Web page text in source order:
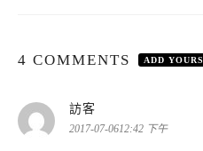
4 COMMENTS ADD YOURS
訪客
示:
2017-07-0612:42 下午